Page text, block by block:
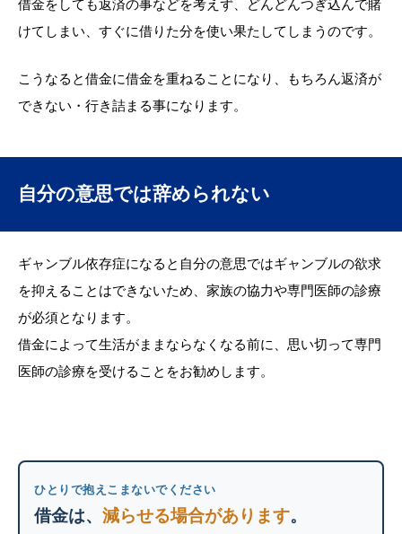
借金をしても返済の事などを考えず、どんどんつぎ込んで賭
けてしまい、すぐに借りた分を使い果たしてしまうのです。
こうなると借金に借金を重ねることになり、もちろん返済が
できない・行き詰まる事になります。
自分の意思では辞められない
ギャンブル依存症になると自分の意思ではギャンブルの欲求
を抑えることはできないため、家族の協力や専門医師の診療
が必須となります。
借金によって生活がままならなくなる前に、思い切って専門
医師の診療を受けることをお勧めします。
ひとりで抱えこまないでください
借金は、 減らせる場合があります。